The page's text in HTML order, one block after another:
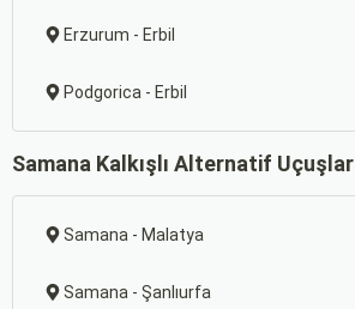
Erzurum - Erbil
Podgorica - Erbil
Samana Kalkışlı Alternatif Uçuşlar
Samana - Malatya
Samana - Şanlıurfa